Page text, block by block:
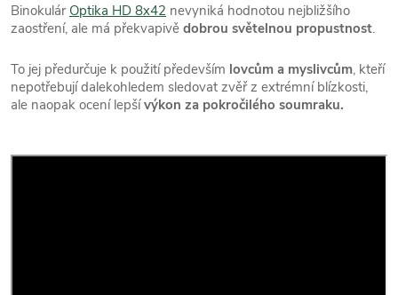
Binokulár Optika HD 8x42 nevyniká hodnotou nejbližšího
zaostření, ale má překvapivě dobrou světelnou propustnost.
To jej předurčuje k použití především lovcům a myslivcům, kteří
nepotřebují dalekohledem sledovat zvěř z extrémní blízkosti,
ale naopak ocení lepšívýkon za pokročilého soumraku.